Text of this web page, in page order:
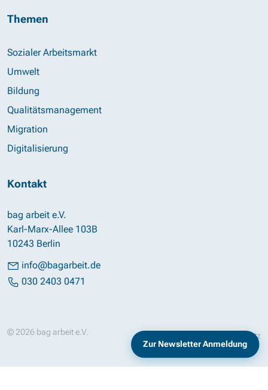
Themen
Sozialer Arbeitsmarkt
Umwelt
Bildung
Qualitätsmanagement
Migration
Digitalisierung
Kontakt
bag arbeit e.V.
Karl-Marx-Allee 103B
10243 Berlin
info@bagarbeit.de
030 2403 0471
© 2026 bag arbeit e.V. Datenschutz
Zur Newsletter Anmeldung